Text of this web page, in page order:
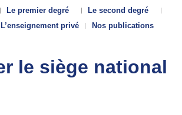
Le premier degré
Le second degré
L’enseignement privé Nos publications
le siège national